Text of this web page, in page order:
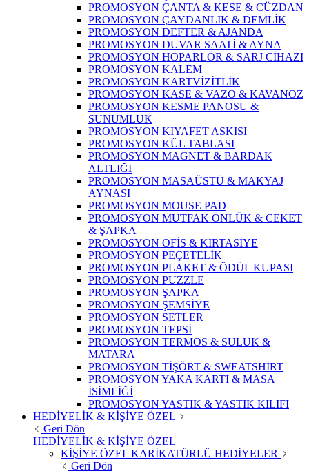
PROMOSYON ÇANTA & KESE & CÜZDAN
PROMOSYON ÇAYDANLIK & DEMLİK
PROMOSYON DEFTER & AJANDA
PROMOSYON DUVAR SAATİ & AYNA
PROMOSYON HOPARLÖR & SARJ CİHAZI
PROMOSYON KALEM
PROMOSYON KARTVİZİTLİK
PROMOSYON KASE & VAZO & KAVANOZ
PROMOSYON KESME PANOSU &
SUNUMLUK
PROMOSYON KIYAFET ASKISI
PROMOSYON KÜL TABLASI
PROMOSYON MAGNET & BARDAK
ALTLIĞI
PROMOSYON MASAÜSTÜ & MAKYAJ
AYNASI
PROMOSYON MOUSE PAD
PROMOSYON MUTFAK ÖNLÜK & CEKET
& ŞAPKA
PROMOSYON OFİS & KIRTASİYE
PROMOSYON PEÇETELİK
PROMOSYON PLAKET & ÖDÜL KUPASI
PROMOSYON PUZZLE
PROMOSYON ŞAPKA
PROMOSYON ŞEMSİYE
PROMOSYON SETLER
PROMOSYON TEPSİ
PROMOSYON TERMOS & SULUK &
MATARA
PROMOSYON TİŞÖRT & SWEATSHİRT
PROMOSYON YAKA KARTI & MASA
İSİMLİĞİ
PROMOSYON YASTIK & YASTIK KILIFI
HEDİYELİK & KİŞİYE ÖZEL
Geri Dön
HEDİYELİK & KİŞİYE ÖZEL
KİŞİYE ÖZEL KARİKATÜRLÜ HEDİYELER
Geri Dön